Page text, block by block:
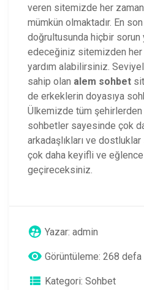
veren sitemizde her
mümkün olmaktadır. En
doğrultusunda hiçbir sorun
edeceğiniz sitemizden her
yardım alabilirsiniz.
sahip olan alem sohbet
de erkeklerin doyasıya
Ülkemizde tüm şehirlerden
sohbetler sayesinde çok
arkadaşlıkları ve dostluklar
çok daha keyifli ve
geçireceksiniz.
Yazar: admin
Görüntüleme: 268 defa
Kategori: Sohbet